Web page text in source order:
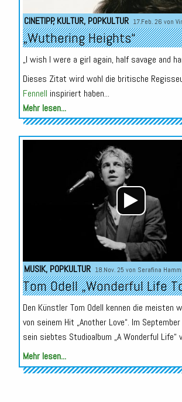
CINETIPP,KULTUR, POPKULTUR 17.Feb. 26 von
„Wuthering Heights“
„I wish I were a girl again, half savage and
Dieses Zitat wird wohl die britische
Fennell inspiriert haben...
Mehr lesen...
MUSIK, POPKULTUR 18.Nov. 25 von Serafina
Tom Odell „Wonderful Life
Den Künstler Tom Odell kennen die meisten
von seinem Hit „Another Love“. Im
sein siebtes Studioalbum „A Wonderful Life“
Mehr lesen...